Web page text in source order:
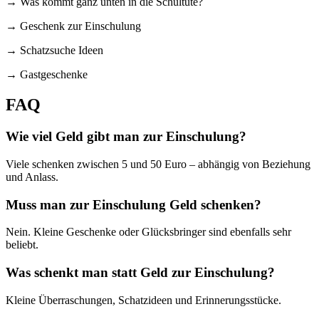
→ Geschenk zur Einschulung
→ Schatzsuche Ideen
→ Gastgeschenke
FAQ
Wie viel Geld gibt man zur Einschulung?
Viele schenken zwischen 5 und 50 Euro – abhängig von Beziehung
und Anlass.
Muss man zur Einschulung Geld schenken?
Nein. Kleine Geschenke oder Glücksbringer sind ebenfalls sehr
beliebt.
Was schenkt man statt Geld zur Einschulung?
Kleine Überraschungen, Schatzideen und Erinnerungsstücke.